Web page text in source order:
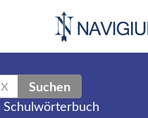
X Suchen
Schulwörterbuch